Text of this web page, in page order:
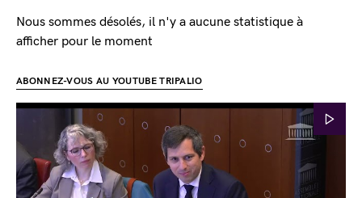
Nous sommes désolés, il n'y a aucune statistique à
afficher pour le moment
ABONNEZ-VOUS AU YOUTUBE TRIPALIO